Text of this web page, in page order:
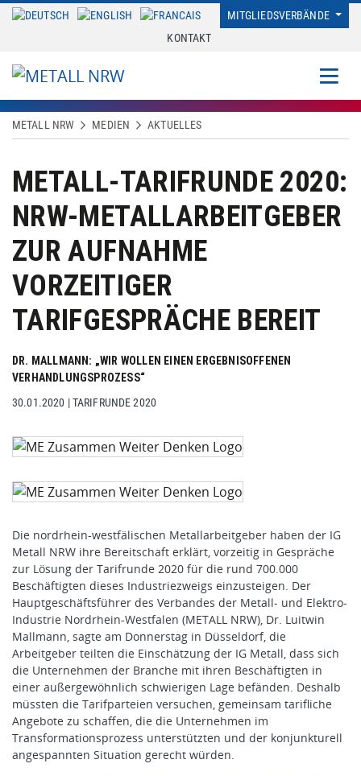
MITGLIEDSVERBÄNDE
KONTAKT
METALL NRW MEDIEN AKTUELLES
METALL-TARIFRUNDE 2020:
NRW-METALLARBEITGEBER
ZUR AUFNAHME
VORZEITIGER
TARIFGESPRÄCHE BEREIT
DR. MALLMANN: „WIR WOLLEN EINEN ERGEBNISOFFENEN
VERHANDLUNGSPROZESS“
30.01.2020 |TARIFRUNDE 2020
Die nordrhein-westfälischen Metallarbeitgeber haben der IG
Metall NRW ihre Bereitschaft erklärt, vorzeitig in Gespräche
zur Lösung der Tarifrunde 2020 für die rund 700.000
Beschäftigten dieses Industriezweigs einzusteigen. Der
Hauptgeschäftsführer des Verbandes der Metall- und Elektro-
Industrie Nordrhein-Westfalen (METALL NRW), Dr. Luitwin
Mallmann, sagte am Donnerstag in Düsseldorf, die
Arbeitgeber teilten die Einschätzung der IG Metall, dass sich
die Unternehmen der Branche mit ihren Beschäftigten in
einer außergewöhnlich schwierigen Lage befänden. Deshalb
müssten die Tarifparteien versuchen, gemeinsam tarifliche
Angebote zu schaffen, die die Unternehmen im
Transformationsprozess unterstützten und der konjunkturell
angespannten Situation gerecht würden.